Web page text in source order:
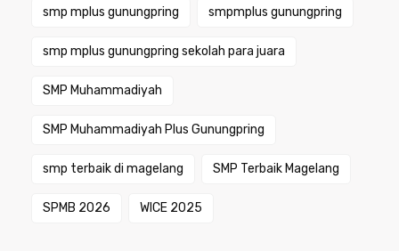
smp mplus gunungpring smpmplus gunungpring
smp mplus gunungpring sekolah para juara
SMP Muhammadiyah
SMP Muhammadiyah Plus Gunungpring
smp terbaik di magelang SMP Terbaik Magelang
SPMB 2026 WICE 2025